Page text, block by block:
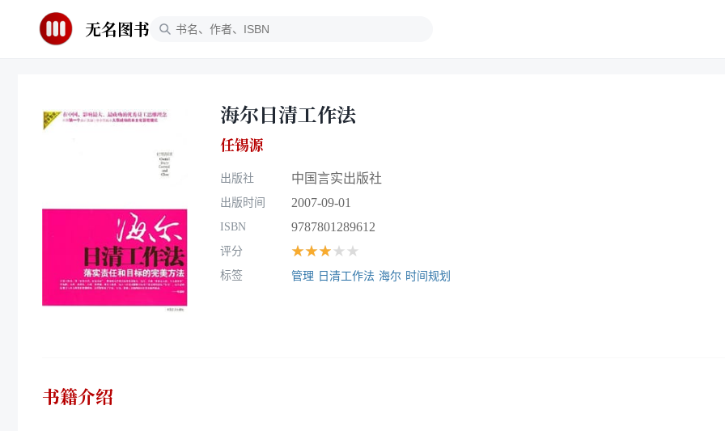
无名图书
海尔日清工作法
任锡源
出版社 中国言实出版社
出版时间 2007-09-01
ISBN 9787801289612
评分 ★★★★★
标签 管理 日清工作法 海尔 时间规划
书籍介绍